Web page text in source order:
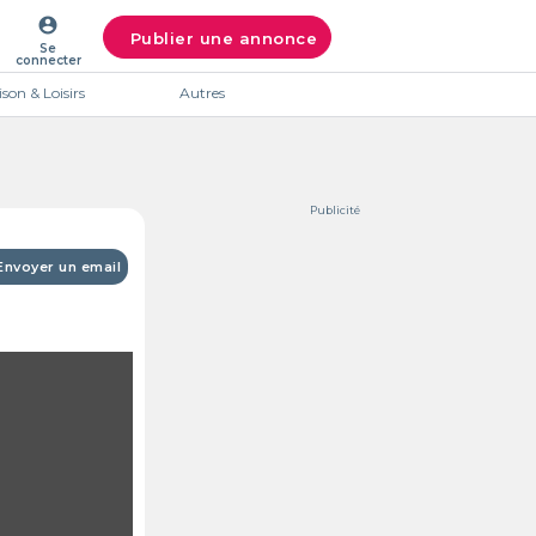
account_circle
Se
connecter
Publier une annonce
& Loisirs Autres
un email
Publicité